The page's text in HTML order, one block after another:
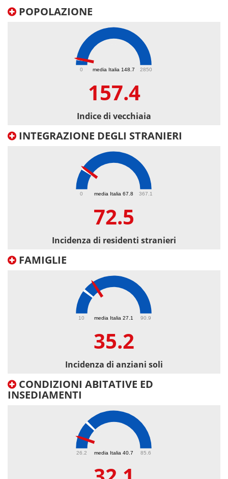
POPOLAZIONE
media Italia 148.7
0 2850
157.4
Indice di vecchiaia
INTEGRAZIONE DEGLI STRANIERI
media Italia 67.8
0 367.1
72.5
Incidenza di residenti stranieri
FAMIGLIE
media Italia 27.1
10 90.9
35.2
Incidenza di anziani soli
CONDIZIONI ABITATIVE ED
INSEDIAMENTI
media Italia 40.7
26.2 85.6